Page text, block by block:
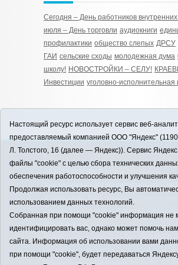
Сегодня – День работников
июля – День торговли аудиокниги
профилактики общество слепых ДРСУ
ГАИ сельские сходы молодежная дума
школу! НОВОСТРОЙКИ – СЕЛУ!
Инвестиции уголовно-исполнительная
12+
ЗАВОДОУКОВСК online / Новости
Заводоуковского муниципального
Учредитель: АНО "Информационно-
центр "Заводоуковские вести". Главный
E-mail:
zavest@obl72.ru
Тел.: 8 (34542)
Политика оператора
Регистрационный номер Эл № ФС 77-
Настоящий ресурс использует сервис веб-
предоставляемый компанией ООО "Яндекс"
Л. Толстого, 16 (далее — Яндекс)). Сервис
файлы "cookie" с целью сбора технических
обеспечения работоспособности и улучшения
Продолжая использовать ресурс, Вы
использованием данных технологий.
Собранная при помощи "cookie" информация не
идентифицировать вас, однако может помочь
сайта. Информация об использовании вами
при помощи "cookie", будет передаваться